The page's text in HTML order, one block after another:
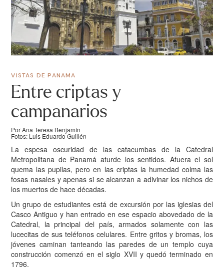
VISTAS DE PANAMA
Entre criptas y
campanarios
Por Ana Teresa Benjamín
Fotos: Luis Eduardo Guillén
La espesa oscuridad de las catacumbas de la Catedral
Metropolitana de Panamá aturde los sentidos. Afuera el sol
quema las pupilas, pero en las criptas la humedad colma las
fosas nasales y apenas si se alcanzan a adivinar los nichos de
los muertos de hace décadas.
Un grupo de estudiantes está de excursión por las iglesias del
Casco Antiguo y han entrado en ese espacio abovedado de la
Catedral, la principal del país, armados solamente con las
lucecitas de sus teléfonos celulares. Entre gritos y bromas, los
jóvenes caminan tanteando las paredes de un templo cuya
construcción comenzó en el siglo XVII y quedó terminado en
1796.